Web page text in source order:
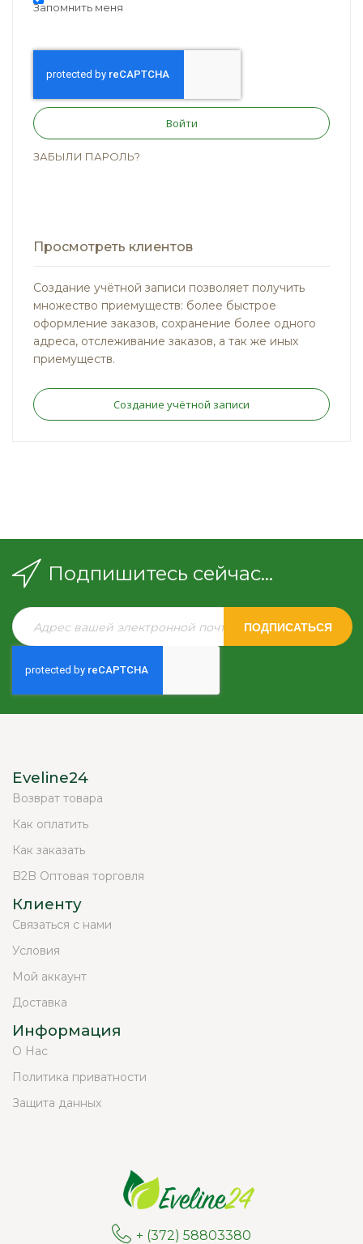
Запомнить меня
Войти
ЗАБЫЛИ ПАРОЛЬ?
Просмотреть клиентов
Создание учётной записи позволяет получить
множество приемуществ: более быстрое
оформление заказов, сохранение более одного
адреса, отслеживание заказов, а так же иных
приемуществ.
Создание учётной записи
Подпишитесь сейчас...
ПОДПИСАТЬСЯ
Eveline24
Возврат товара
Как оплатить
Как заказать
B2B Оптовая торговля
Клиенту
Связаться с нами
Условия
Мой аккаунт
Доставка
Информация
О Нас
Политика приватности
Защита данных
+ (372) 58803380